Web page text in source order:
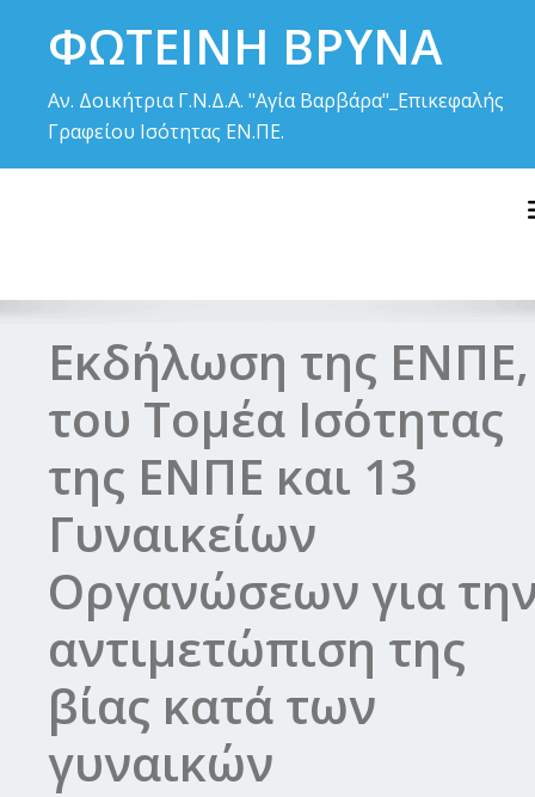
contentΦΩΤΕΙΝΗ ΒΡΥΝΑ
Αν. Δοικήτρια Γ.Ν.Δ.Α. "Αγία Βαρβάρα"_Επικεφαλής
Γραφείου Ισότητας ΕΝ.ΠΕ.
Εκδήλωση της ΕΝΠΕ,
του Τομέα Ισότητας
της ΕΝΠΕ και 13
Γυναικείων
Οργανώσεων για
αντιμετώπιση της
βίας κατά των
γυναικών